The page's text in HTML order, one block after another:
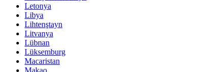
Letonya
Libya
Lihtenştayn
Litvanya
Lübnan
Lüksemburg
Macaristan
Makao